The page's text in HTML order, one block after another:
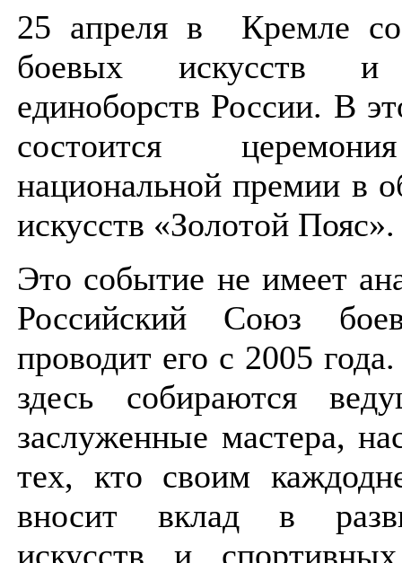
25 апреля в Кремле
боевых искусств и
единоборств России. В
состоится
национальной премии в
искусств «Золотой Пояс».
Это событие не имеет
Российский Союз
проводит его с 2005
здесь собираются
заслуженные мастера,
тех, кто своим
вносит вклад в
искусств и